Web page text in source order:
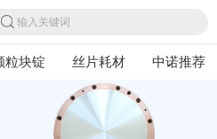
输入关键词
粒块锭 丝片耗材 中诺推荐